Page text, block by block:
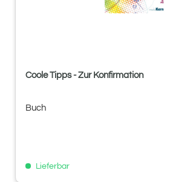
Coole Tipps - Zur Konfirmation
Buch
Lieferbar